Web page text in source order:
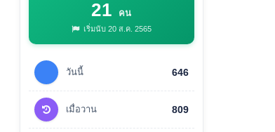
21 คน
เริ่มนับ 20 ส.ค. 2565
วันนี้ 646
เมื่อวาน 809